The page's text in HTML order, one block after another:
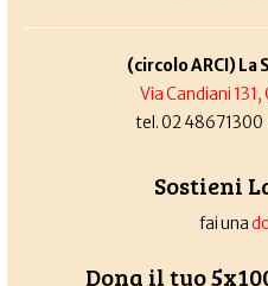
(circolo ARCI) La
Via Candiani
tel. 02
Sostieni
fai una
Dona il tuo